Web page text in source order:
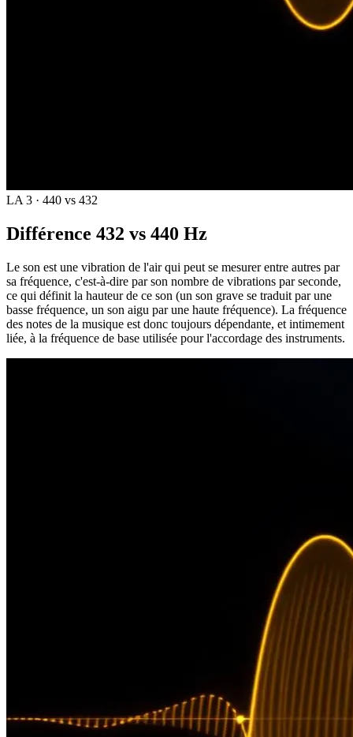
LA 3 · 440 vs 432
Différence 432 vs 440 Hz
Le son est une vibration de l'air qui peut se mesurer entre autres par
sa fréquence, c'est-à-dire par son nombre de vibrations par seconde,
ce qui définit la hauteur de ce son (un son grave se traduit par une
basse fréquence, un son aigu par une haute fréquence). La fréquence
des notes de la musique est donc toujours dépendante, et intimement
liée, à la fréquence de base utilisée pour l'accordage des instruments.